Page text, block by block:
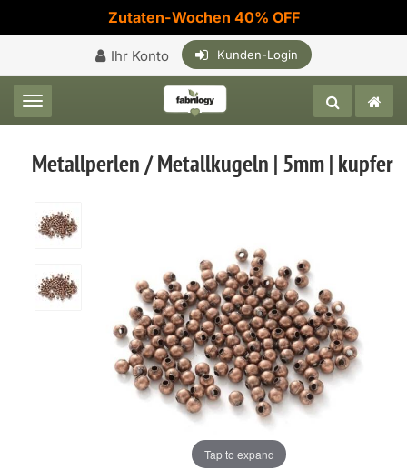
Zutaten-Wochen 40% OFF
Ihr Konto Kunden-Login
Toggle navigation
Metallperlen / Metallkugeln | 5mm | kupfer
Tap to expand